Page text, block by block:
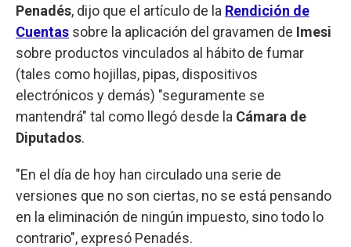
Penadés, dijo que el artículo de la Rendición de
Cuentas sobre la aplicación del gravamen de Imesi
sobre productos vinculados al hábito de fumar
(tales como hojillas, pipas, dispositivos
electrónicos y demás) "seguramente se
mantendrá" tal como llegó desde la Cámara de
Diputados.
"En el día de hoy han circulado una serie de
versiones que no son ciertas, no se está pensando
en la eliminación de ningún impuesto, sino todo lo
contrario", expresó Penadés.